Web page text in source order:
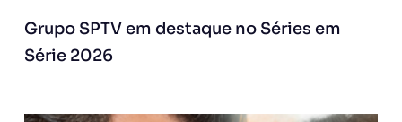
Grupo SPTV em destaque no Séries em
Série 2026